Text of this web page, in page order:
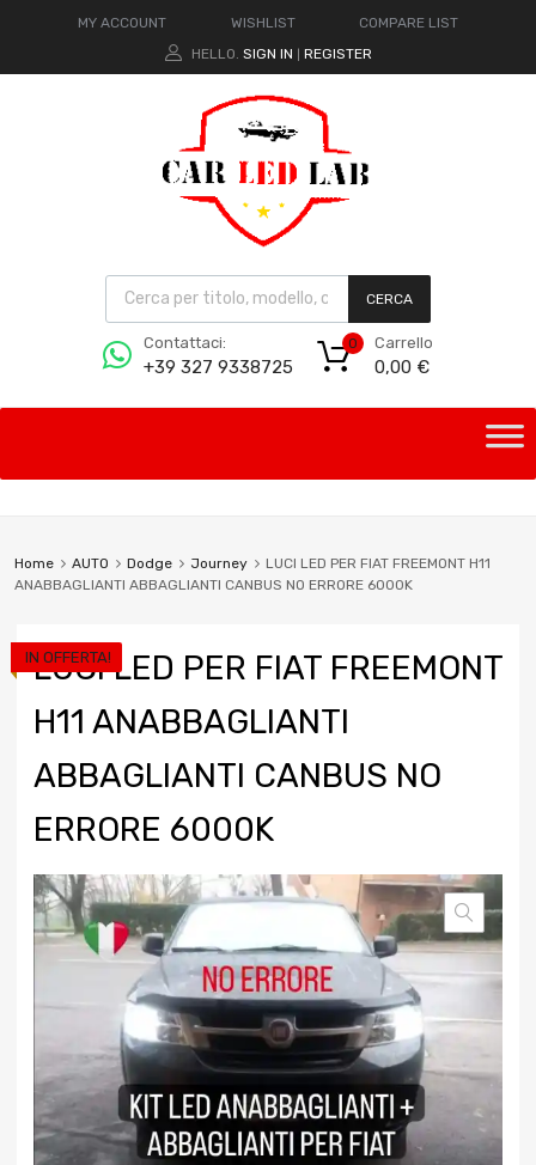
MY ACCOUNT WISHLIST
COMPARE LIST
HELLO. SIGN IN REGISTER
CERCA
Contattaci:
+39 327 9338725
Carrello
0,00 €
0
Home AUTO Dodge Journey
LUCI LED PER FIAT FREEMONT H11
ANABBAGLIANTI ABBAGLIANTI CANBUS NO ERRORE 6000K
LUCI LED PER FIAT FREEMONT
H11 ANABBAGLIANTI
ABBAGLIANTI CANBUS NO
ERRORE 6000K
IN OFFERTA!